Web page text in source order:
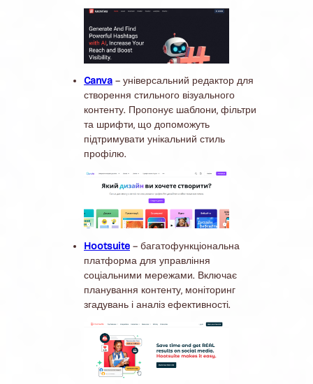
Canva – універсальний редактор для
створення стильного візуального
контенту. Пропонує шаблони, фільтри
та шрифти, що допоможуть
підтримувати унікальний стиль
профілю.
Hootsuite – багатофункціональна
платформа для управління
соціальними мережами. Включає
планування контенту, моніторинг
згадувань і аналіз ефективності.